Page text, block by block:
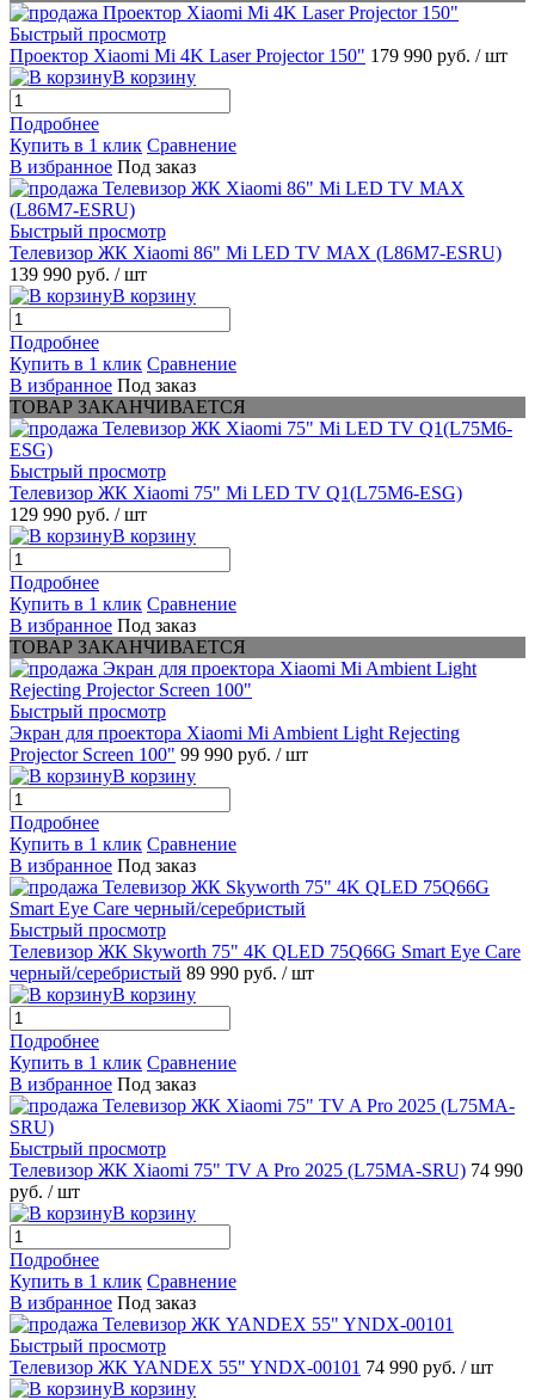
Быстрый просмотр
Проектор Xiaomi Mi 4K Laser Projector 150" 179 990 руб. / шт
В корзину
Подробнее
Купить в 1 клик Сравнение
В избранное Под заказ
Быстрый просмотр
Телевизор ЖК Xiaomi 86" Mi LED TV MAX (L86M7-ESRU)
139 990 руб. / шт
В корзину
Подробнее
Купить в 1 клик Сравнение
В избранное Под заказ
ТОВАР ЗАКАНЧИВАЕТСЯ
Быстрый просмотр
Телевизор ЖК Xiaomi 75" Mi LED TV Q1(L75M6-ESG)
129 990 руб. / шт
В корзину
Подробнее
Купить в 1 клик Сравнение
В избранное Под заказ
ТОВАР ЗАКАНЧИВАЕТСЯ
Быстрый просмотр
Экран для проектора Xiaomi Mi Ambient Light Rejecting
Projector Screen 100" 99 990 руб. / шт
В корзину
Подробнее
Купить в 1 клик Сравнение
В избранное Под заказ
Быстрый просмотр
Телевизор ЖК Skyworth 75" 4K QLED 75Q66G Smart Eye Care
черный/серебристый 89 990 руб. / шт
В корзину
Подробнее
Купить в 1 клик Сравнение
В избранное Под заказ
Быстрый просмотр
Телевизор ЖК Xiaomi 75" TV A Pro 2025 (L75MA-SRU) 74 990
руб. / шт
В корзину
Подробнее
Купить в 1 клик Сравнение
В избранное Под заказ
Быстрый просмотр
Телевизор ЖК YANDEX 55" YNDX-00101 74 990 руб. / шт
В корзину